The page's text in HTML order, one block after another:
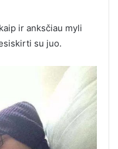
ir anksčiau myli
su juo.